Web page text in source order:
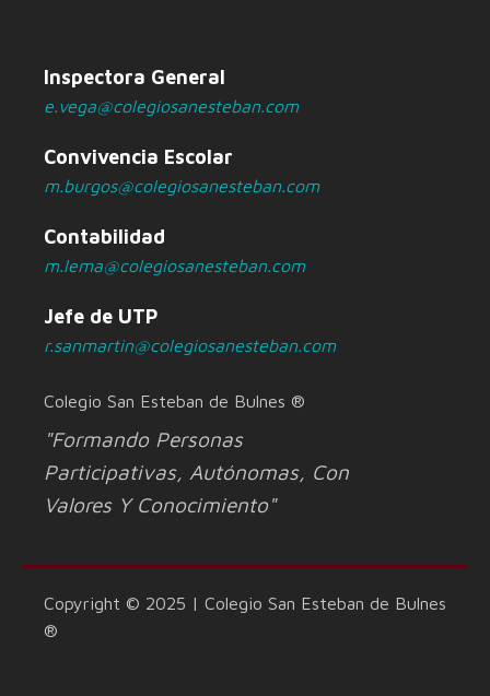
Inspectora General
e.vega@colegiosanesteban.com
Convivencia Escolar
m.burgos@colegiosanesteban.com
Contabilidad
m.lema@colegiosanesteban.com
Jefe de UTP
r.sanmartin@colegiosanesteban.com
Colegio San Esteban de Bulnes ®
"Formando Personas
Participativas, Autónomas, Con
Valores Y Conocimiento"
Copyright © 2025 | Colegio San Esteban de Bulnes
®